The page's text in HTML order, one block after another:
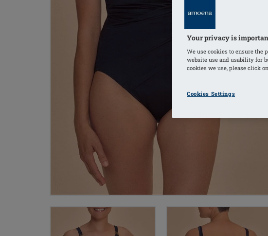
Your privacy is
We use cookies to ensure the
website use and usability for
cookies we use, please click
Cookies Settings